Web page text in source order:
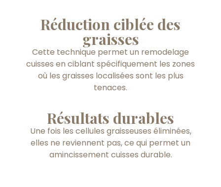
Réduction ciblée des
graisses
Cette technique permet un remodelage
cuisses en ciblant spécifiquement les zones
où les graisses localisées sont les plus
tenaces.
Résultats durables
Une fois les cellules graisseuses éliminées,
elles ne reviennent pas, ce qui permet un
amincissement cuisses durable.